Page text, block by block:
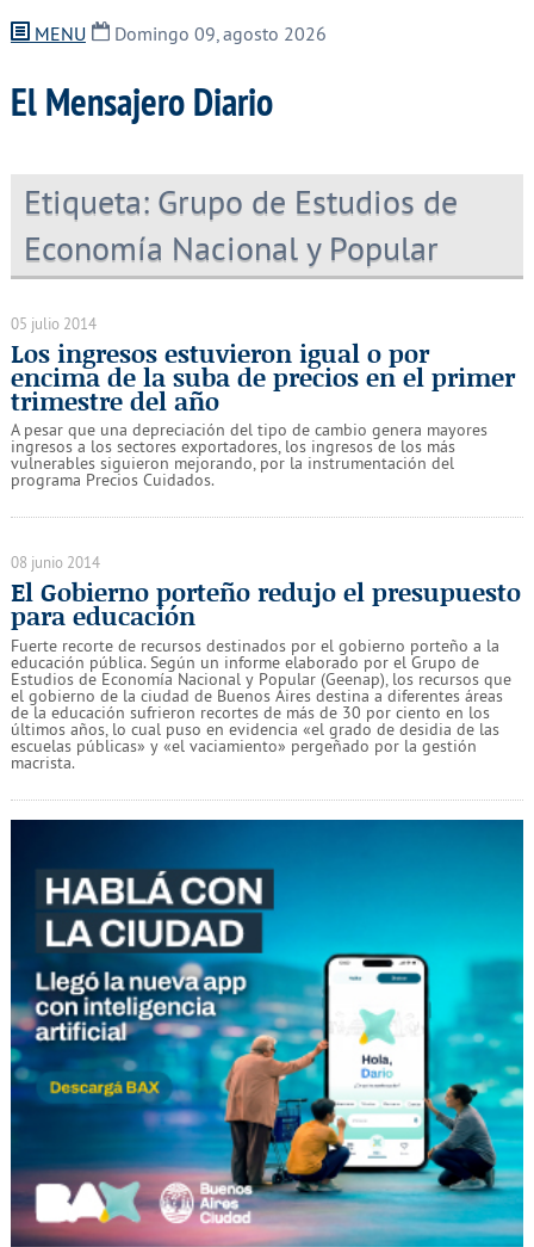
MENU Domingo 09, agosto 2026
El Mensajero Diario
Etiqueta: Grupo de Estudios de
Economía Nacional y Popular
05 julio 2014
Los ingresos estuvieron igual o por
encima de la suba de precios en el primer
trimestre del año
A pesar que una depreciación del tipo de cambio genera mayores
ingresos a los sectores exportadores, los ingresos de los más
vulnerables siguieron mejorando, por la instrumentación del
programa Precios Cuidados.
08 junio 2014
El Gobierno porteño redujo el presupuesto
para educación
Fuerte recorte de recursos destinados por el gobierno porteño a la
educación pública. Según un informe elaborado por el Grupo de
Estudios de Economía Nacional y Popular (Geenap), los recursos que
el gobierno de la ciudad de Buenos Aires destina a diferentes áreas
de la educación sufrieron recortes de más de 30 por ciento en los
últimos años, lo cual puso en evidencia «el grado de desidia de las
escuelas públicas» y «el vaciamiento» pergeñado por la gestión
macrista.